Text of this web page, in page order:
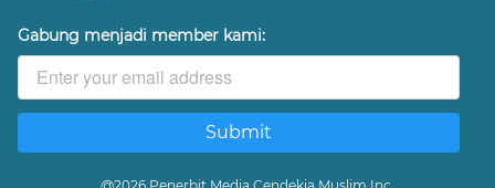
Gabung menjadi member kami:
`
Submit